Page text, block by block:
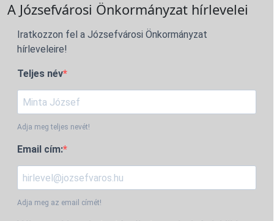
A Józsefvárosi Önkormányzat hírlevelei
Iratkozzon fel a Józsefvárosi Önkormányzat
hírleveleire!
Teljes név
Adja meg teljes nevét!
Email cím:
Adja meg az email címét!